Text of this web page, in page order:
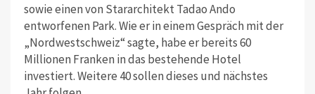
sowie einen von Stararchitekt Tadao Ando
entworfenen Park. Wie er in einem Gespräch mit der
„Nordwestschweiz“ sagte, habe er bereits 60
Millionen Franken in das bestehende Hotel
investiert. Weitere 40 sollen dieses und nächstes